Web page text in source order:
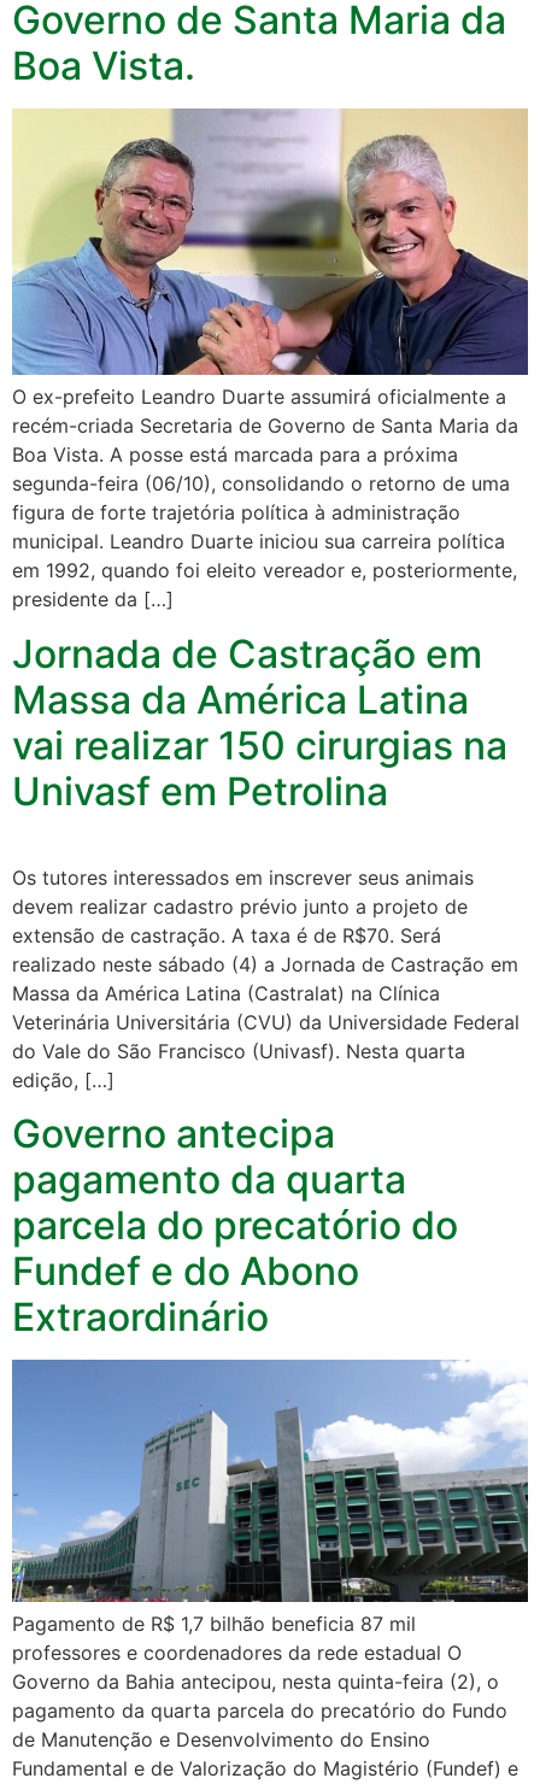
Governo de Santa Maria da
Boa Vista.
O ex-prefeito Leandro Duarte assumirá oficialmente a
recém-criada Secretaria de Governo de Santa Maria da
Boa Vista. A posse está marcada para a próxima
segunda-feira (06/10), consolidando o retorno de uma
figura de forte trajetória política à administração
municipal. Leandro Duarte iniciou sua carreira política
em 1992, quando foi eleito vereador e, posteriormente,
presidente da […]
Jornada de Castração em
Massa da América Latina
vai realizar 150 cirurgias na
Univasf em Petrolina
Os tutores interessados em inscrever seus animais
devem realizar cadastro prévio junto a projeto de
extensão de castração. A taxa é de R$70. Será
realizado neste sábado (4) a Jornada de Castração em
Massa da América Latina (Castralat) na Clínica
Veterinária Universitária (CVU) da Universidade Federal
do Vale do São Francisco (Univasf). Nesta quarta
edição, […]
Governo antecipa
pagamento da quarta
parcela do precatório do
Fundef e do Abono
Extraordinário
Pagamento de R$ 1,7 bilhão beneficia 87 mil
professores e coordenadores da rede estadual O
Governo da Bahia antecipou, nesta quinta-feira (2), o
pagamento da quarta parcela do precatório do Fundo
de Manutenção e Desenvolvimento do Ensino
Fundamental e de Valorização do Magistério (Fundef) e